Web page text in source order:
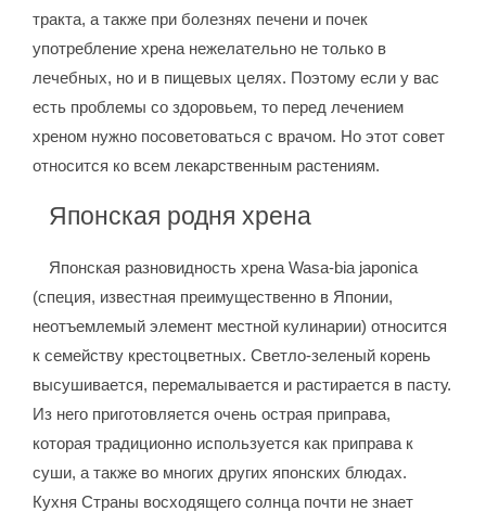
тракта, а также при болезнях печени и почек
употребление хрена нежелательно не только в
лечебных, но и в пищевых целях. Поэтому если у вас
есть проблемы со здоровьем, то перед лечением
хреном нужно посоветоваться с врачом. Но этот совет
относится ко всем лекарственным растениям.
Японская родня хрена
Японская разновидность хрена Wasa-bia japonica
(специя, известная преимущественно в Японии,
неотъемлемый элемент местной кулинарии) относится
к семейству крестоцветных. Светло-зеленый корень
высушивается, перемалывается и растирается в пасту.
Из него приготовляется очень острая приправа,
которая традиционно используется как приправа к
суши, а также во многих других японских блюдах.
Кухня Страны восходящего солнца почти не знает